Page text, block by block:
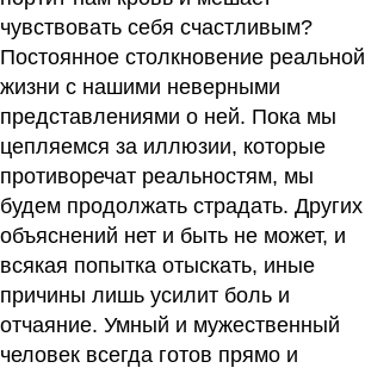
чувствовать себя счастливым?
Постоянное столкновение реальной
жизни с нашими неверными
представлениями о ней. Пока мы
цепляемся за иллюзии, которые
противоречат реальностям, мы
будем продолжать страдать. Других
объяснений нет и быть не может, и
всякая попытка отыскать, иные
причины лишь усилит боль и
отчаяние. Умный и мужественный
человек всегда готов прямо и